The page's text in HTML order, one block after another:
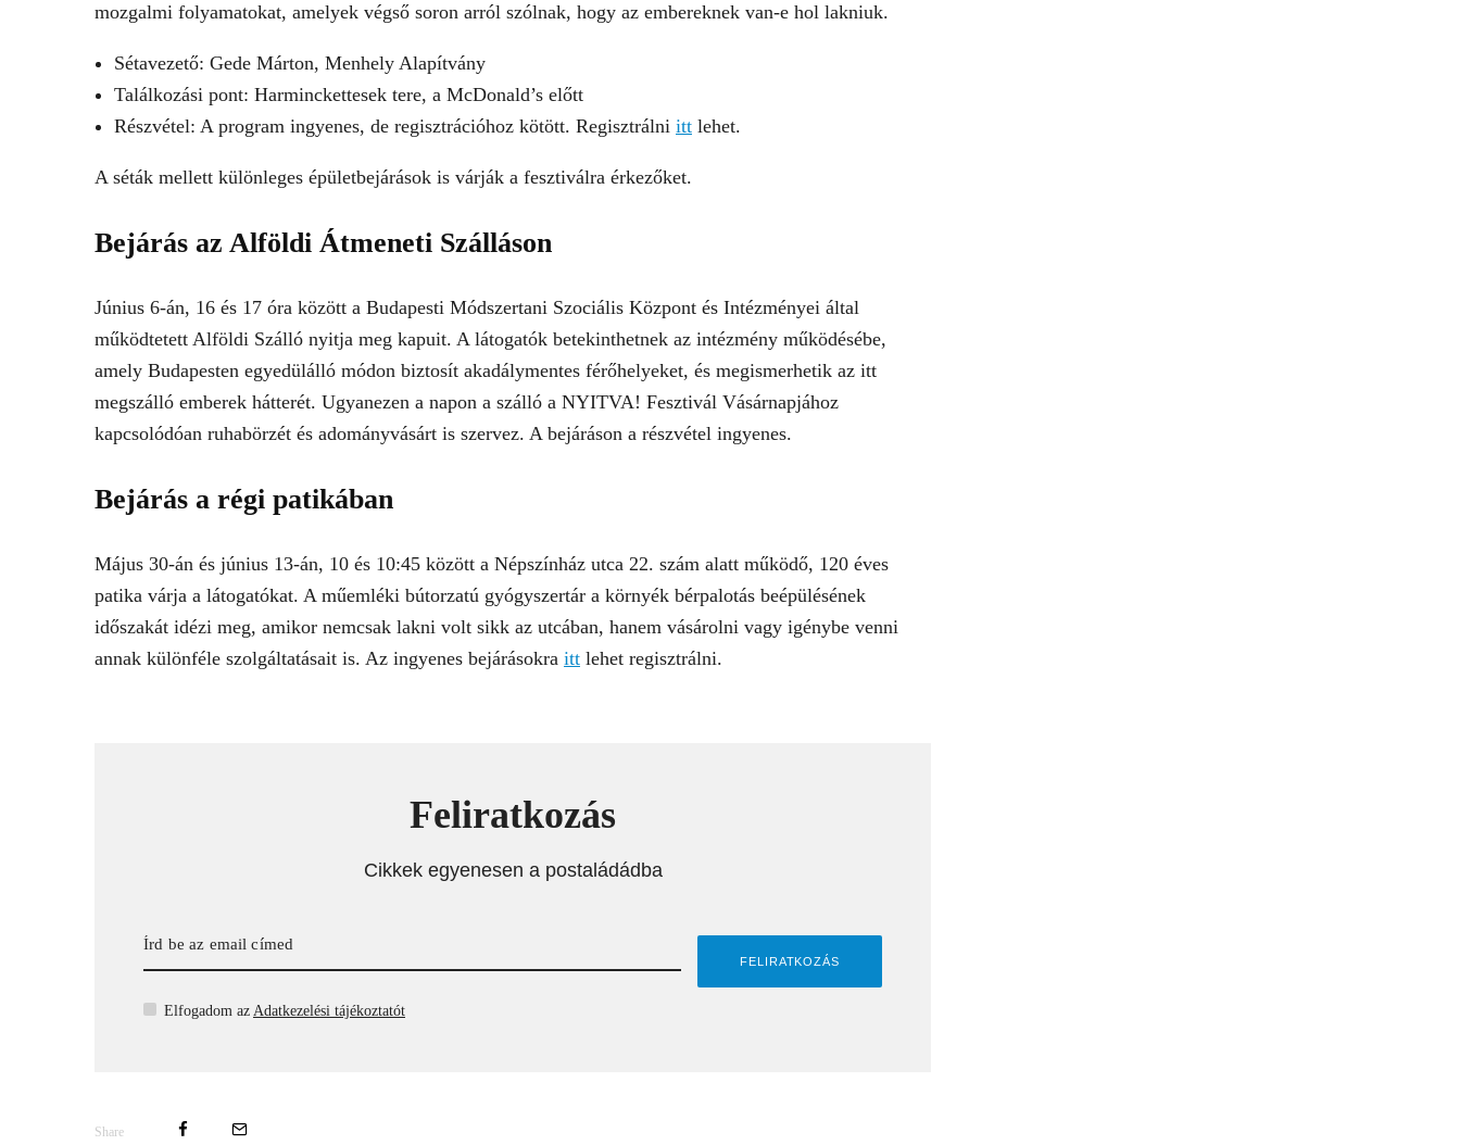
mozgalmi folyamatokat, amelyek végső soron arról szólnak, hogy az embereknek van-e hol lakniuk.
Sétavezető: Gede Márton, Menhely Alapítvány
Találkozási pont: Harminckettesek tere, a McDonald’s előtt
Részvétel: A program ingyenes, de regisztrációhoz kötött. Regisztrálni itt lehet.
A séták mellett különleges épületbejárások is várják a fesztiválra érkezőket.
Bejárás az Alföldi Átmeneti Szálláson
Június 6-án, 16 és 17 óra között a Budapesti Módszertani Szociális Központ és Intézményei által
működtetett Alföldi Szálló nyitja meg kapuit. A látogatók betekinthetnek az intézmény működésébe,
amely Budapesten egyedülálló módon biztosít akadálymentes férőhelyeket, és megismerhetik az itt
megszálló emberek hátterét. Ugyanezen a napon a szálló a NYITVA! Fesztivál Vásárnapjához
kapcsolódóan ruhabörzét és adományvásárt is szervez. A bejáráson a részvétel ingyenes.
Bejárás a régi patikában
Május 30-án és június 13-án, 10 és 10:45 között a Népszínház utca 22. szám alatt működő, 120 éves
patika várja a látogatókat. A műemléki bútorzatú gyógyszertár a környék bérpalotás beépülésének
időszakát idézi meg, amikor nemcsak lakni volt sikk az utcában, hanem vásárolni vagy igénybe venni
annak különféle szolgáltatásait is. Az ingyenes bejárásokra itt lehet regisztrálni.
Feliratkozás
Cikkek egyenesen a postaládádba
Elfogadom az Adatkezelési tájékoztatót
Share